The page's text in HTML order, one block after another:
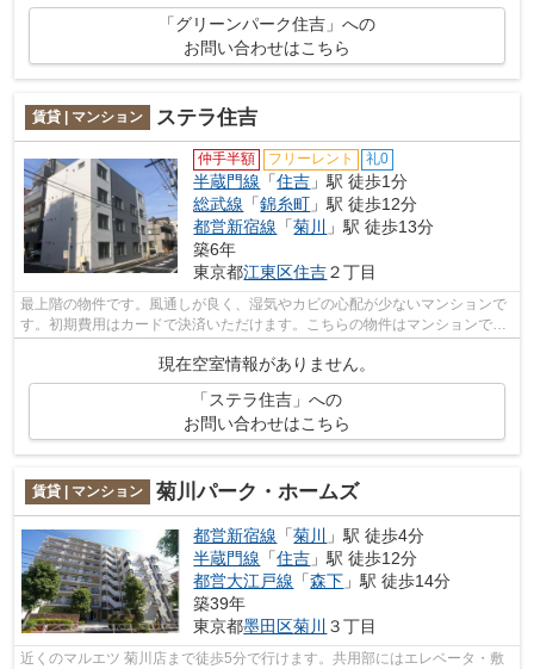
「グリーンパーク住吉」への
お問い合わせはこちら
賃貸 | マンション ステラ住吉
仲手半額 フリーレント 礼0
半蔵門線 「住吉 」駅 徒歩1分
総武線 「錦糸町 」駅 徒歩12分
都営新宿線 「菊川
」駅 徒歩13分
築6年
東京都江東区住吉２丁目
最上階の物件です。風通しが良く、湿気やカビの心配が少ないマンションで
す。初期費用はカードで決済いただけます。こちらの物件はマンションで
す。丁寧かつ迅速な対応がモットーの株...
現在空室情報がありません。
「ステラ住吉」への
お問い合わせはこちら
賃貸 | マンション 菊川パーク・ホームズ
都営新宿線 「菊川
」駅 徒歩4分
半蔵門線 「住吉 」駅 徒歩12分
都営大江戸線 「森下 」駅 徒歩14分
築39年
東京都墨田区菊川 ３丁目
近くのマルエツ 菊川店まで徒歩5分で行けます。共用部にはエレベータ・敷